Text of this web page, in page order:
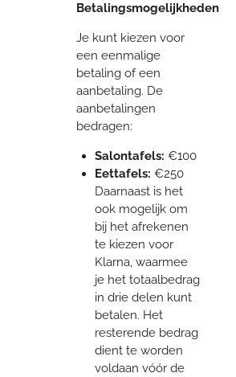
Betalingsmogelijkheden
Je kunt kiezen voor
een eenmalige
betaling of een
aanbetaling. De
aanbetalingen
bedragen:
Salontafels: €100
Eettafels: €250
Daarnaast is het
ook mogelijk om
bij het afrekenen
te kiezen voor
Klarna, waarmee
je het totaalbedrag
in drie delen kunt
betalen. Het
resterende bedrag
dient te worden
voldaan vóór de